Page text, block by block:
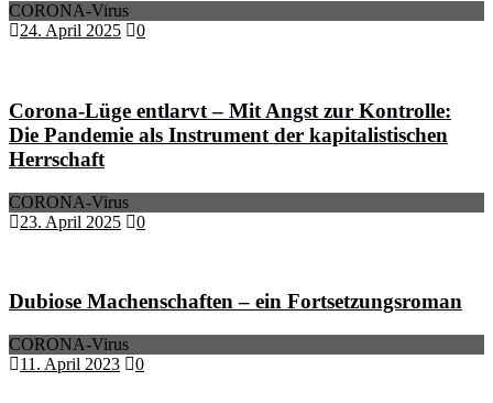
CORONA-Virus
24. April 2025
0
Corona-Lüge entlarvt – Mit Angst zur Kontrolle:
Die Pandemie als Instrument der kapitalistischen
Herrschaft
CORONA-Virus
23. April 2025
0
Dubiose Machenschaften – ein Fortsetzungsroman
CORONA-Virus
11. April 2023
0